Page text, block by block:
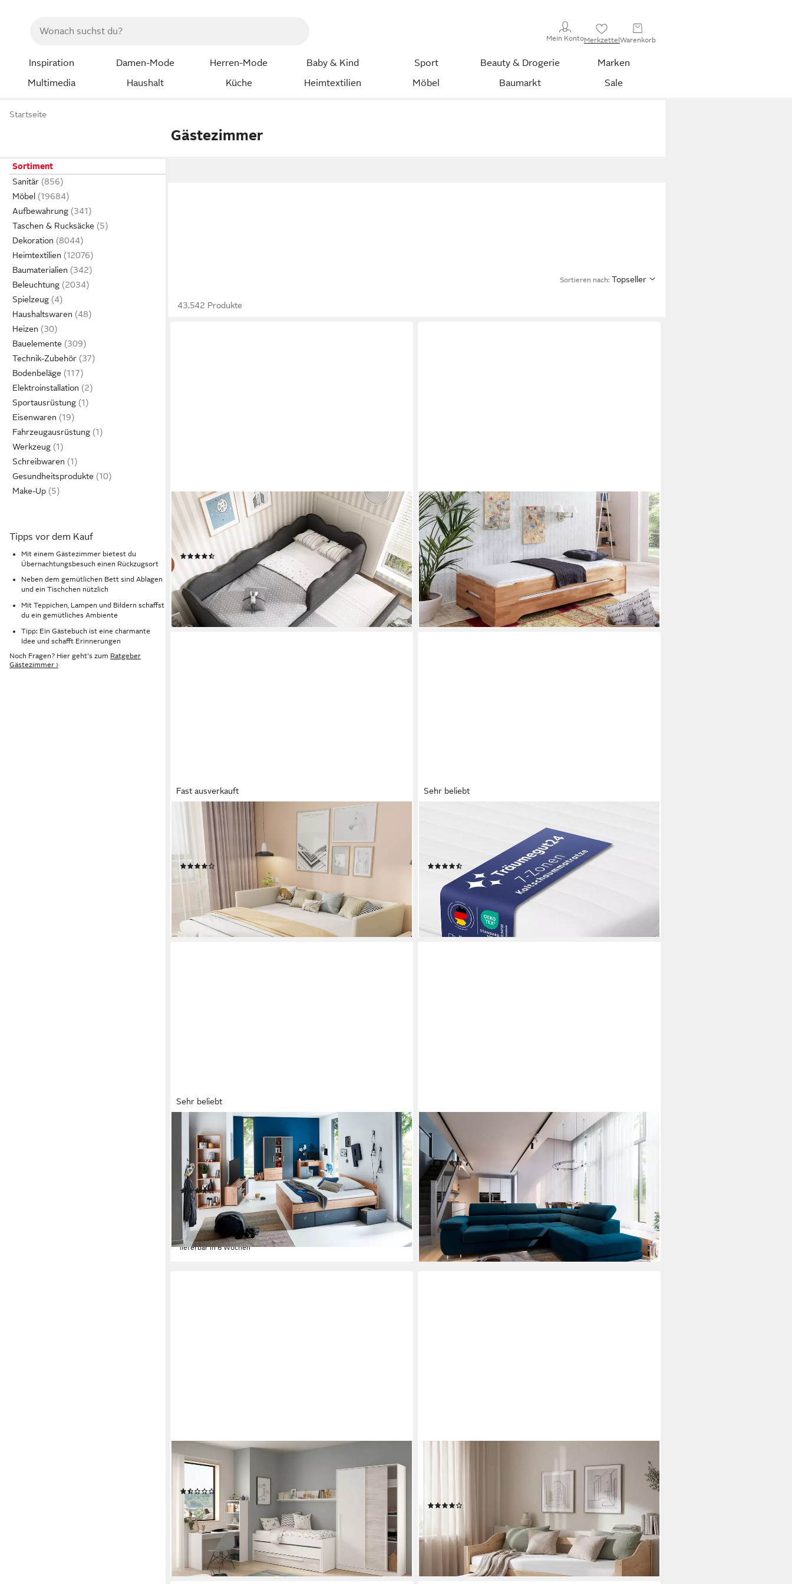
Mein KontoMerkzettelWarenkorb
Inspiration Damen-Mode Herren-Mode Baby & Kind Sport Beauty & Drogerie
Marken
Multimedia
Haushalt Küche Heimtextilien Möbel Baumarkt Sale
Startseite
Gästezimmer
Sortiment
Sanitär
Möbel
Aufbewahrung
Taschen & Rucksäcke
Dekoration
Heimtextilien
Baumaterialien
Beleuchtung
Spielzeug
Haushaltswaren
Heizen
Bauelemente
Technik-Zubehör
Bodenbeläge
Elektroinstallation
Sportausrüstung
Eisenwaren
Fahrzeugausrüstung
Werkzeug
Schreibwaren
Gesundheitsprodukte
Make-Up
Tipps vor dem Kauf
Mit einem Gästezimmer bietest du
Übernachtungsbesuch einen Rückzugsort
Neben dem gemütlichen Bett sind Ablagen
und ein Tischchen nützlich
Mit Teppichen, Lampen und Bildern schaffst
du ein gemütliches Ambiente
Tipp: Ein Gästebuch ist eine charmante
Idee und schafft Erinnerungen
Noch Fragen? Hier geht's zum Ratgeber
Gästezimmer ›
Sortieren nach: Topseller
43.542 Produkte
I@HOME
Kinderbett mit Ausziehbett, Tagesbett Sofa Bett mit
Lattenrost, 90x190cm (1-tlg., Ideal für kleine
Kinderzimmer), Platzsparend und multifunktional
349,99 € UVP 749,00 €
-53%
lieferbar - in 5-6 Werktagen bei dir
EMPINIO24
Stapelbett Juist, 2er Set, mit TFK-Matratzen 90x200 cm,
Gästebett
1.285,00 €
lieferbar - in 5-6 Werktagen bei dir
Fast ausverkauft
FURNISHINGS HOME
Polsterbett Daybett Tagesbett Ausziehbett (1 tlg),
Schlafsofa, Mit Unterbett, 90x200 cm/180x200 cm,
Lattenrost, Samt
(68)
279,98 € UVP 699,99 €
-60%
lieferbar - in 5-6 Werktagen bei dir
Sehr beliebt
Kaltschaummatratze 7-Zonen mit zwei Liegeseiten -
90x200 120x200 140x200 160x200 180x200,
verschiedene Größen, Höhen und Härtegrade
(1005)
ab 59,90 €
lieferbar - in 3-4 Werktagen bei dir
Sehr beliebt
Jugendzimmer-Set Alessio, Anthrazit mit Artisan Eiche
Dekor, viel Stauraum, (Set, 6-tlg., Kleiderschrank, Bett mit
Schubkasten, Schreibtisch, Bücherregal etc), mit Melamin-
Oberfläche, Made in Germany
(26)
1.099,99 € UVP1.259,00 €
-13%
lieferbar in 6 Wochen
MASSENO
Ecksofa SELVA mit Schlaffunktion L-Form, Sofa mit
Bettkasten
(98)
ab 889,00 € 1.200,15 €
-26%
lieferbar - in 9-11 Werktagen bei dir
+10
FREIRAUM
Jugendzimmer-Set ELLIOT, (Bücherregal), in Artik-
Weiß/Velho-Weiß - 199x65x96 (BxHxT)
819,95 €
lieferbar - in 9-11 Werktagen bei dir
Ausziehbett 90x200 Holz Gästebett mit Ausziehfunktion 2
Liegeflächen Doppelbett (Set mit 2x Lattenrost), oben:
90x200 unten: 90x190, 2 Personen/Kinder, Stauraumbett
lieferbar - in 2-3 Werktagen bei dir